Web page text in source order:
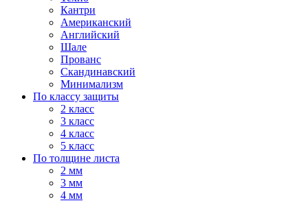
Кантри
Американский
Английский
Шале
Прованс
Скандинавский
Минимализм
По классу защиты
2 класс
3 класс
4 класс
5 класс
По толщине листа
2 мм
3 мм
4 мм